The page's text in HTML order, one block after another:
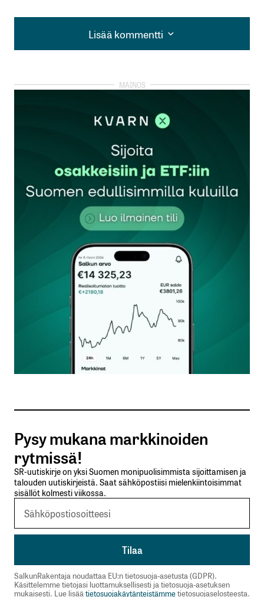
Lisää kommentti
Lisää kommentti
kirjautua
rekisteröityä
Sähköpostiosoitettasi ei julkaista.Pakolliset
kentät on merkitty*
Kommentti*
Nimesi tai nimimerkkisi
Sähköpostiosoitteesi
Tilaa SalkunRakentajan uutiskirje
Lähetä kommentti
Pysy mukana markkinoiden
rytmissä!
SR-uutiskirje on yksi Suomen monipuolisimmista sijoittamisen ja
talouden uutiskirjeistä. Saat sähköpostiisi mielenkiintoisimmat
sisällöt kolmesti viikossa.
SalkunRakentaja noudattaa EU:n tietosuoja-asetusta (GDPR).
Käsittelemme tietojasi luottamuksellisesti ja tietosuoja-asetuksen
mukaisesti. Lue lisää tietosuojakäytänteistämmetietosuojaselosteesta.